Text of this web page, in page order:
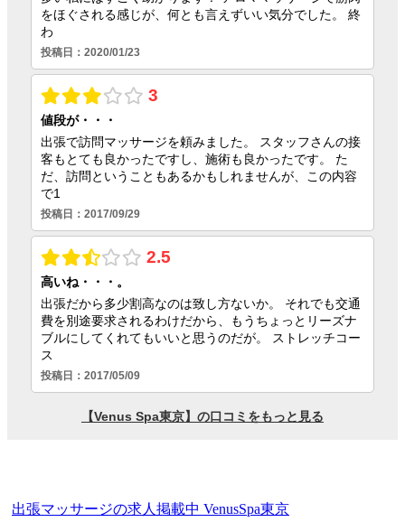
出張マッサージの求人掲載中 VenusSpa東京